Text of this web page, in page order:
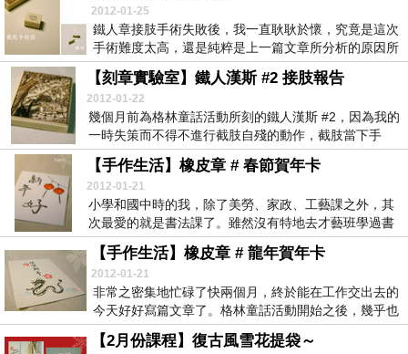
2012-01-25
鐵人章接肢手術失敗後，我一直耿耿於懷，究竟是這次
手術難度太高，還是純粹是上一篇文章所分析的原因所
導致...
【刻章實驗室】鐵人漢斯 #2 接肢報告
2012-01-22
幾個月前為格林童話活動所刻的鐵人漢斯 #2，因為我的
一時失策而不得不進行截肢自殘的動作，截肢當下手
法...
【手作生活】橡皮章 # 春節賀年卡
2012-01-21
小學和國中時的我，除了美勞、家政、工藝課之外，其
次最愛的就是書法課了。雖然沒有特地去才藝班學過書
法，...
【手作生活】橡皮章 # 龍年賀年卡
2012-01-21
非常之密集地忙碌了快兩個月，終於能在工作交出去的
今天好好寫篇文章了。格林童話活動開始之後，幾乎也
很少...
【2月份課程】復古風雪花提袋～